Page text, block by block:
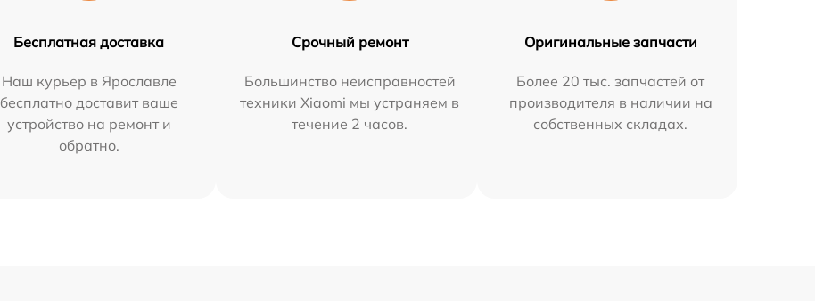
Бесплатная доставка
Наш курьер в Ярославле
бесплатно доставит ваше
устройство на ремонт и
обратно.
Срочный ремонт
Большинство неисправностей
техники Xiaomi мы устраняем в
течение 2 часов.
Оригинальные запчасти
Более 20 тыс. запчастей от
производителя в наличии на
собственных складах.